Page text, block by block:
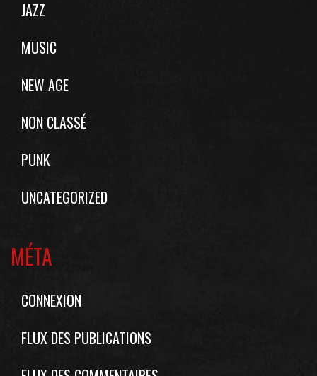
JAZZ
MUSIC
NEW AGE
NON CLASSÉ
PUNK
UNCATEGORIZED
MÉTA
CONNEXION
FLUX DES PUBLICATIONS